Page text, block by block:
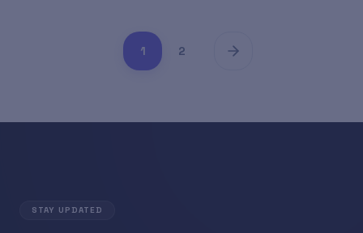
1 2
STAY UPDATED